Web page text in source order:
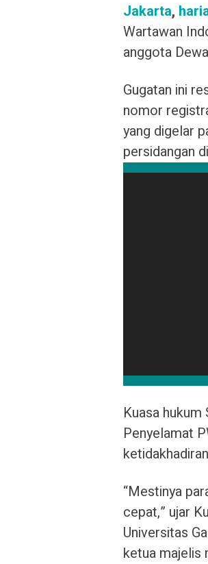
Jakarta,
Wartawan
anggota
Gugatan ini
nomor
yang digelar
persidangan
Kuasa hukum
Penyelamat
“Mestinya
cepat,” ujar
Universitas
ketua majelis